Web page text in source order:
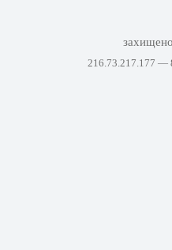
захищено
216.73.217.177 —